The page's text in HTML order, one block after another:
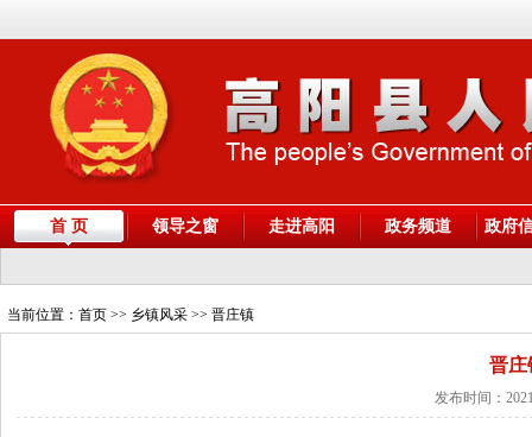
首 页 领导之窗 走进高阳 政务频道 政府
当前位置： 首页 >> 乡镇风采 >> 晋庄镇
晋庄
发布时间：